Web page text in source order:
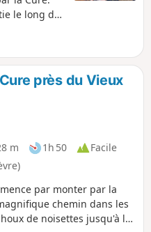
le long de
près du Vieux
m 1h 50
Facile
par monter par la
chemin dans les
de noisettes jusqu'à la